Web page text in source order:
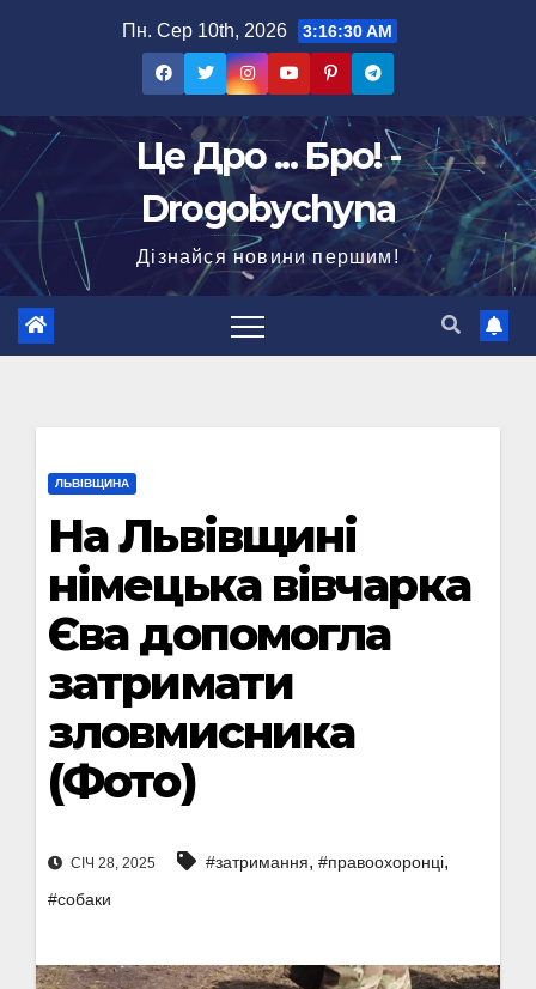
Пн. Сер 10th, 2026 3:16:31 AM
Це Дро ... Бро! -
Drogobychyna
Дізнайся новини першим!
ЛЬВІВЩИНА
На Львівщині
німецька вівчарка
Єва допомогла
затримати
зловмисника
(Фото)
СІЧ 28, 2025 #затримання, #правоохоронці,
#собаки